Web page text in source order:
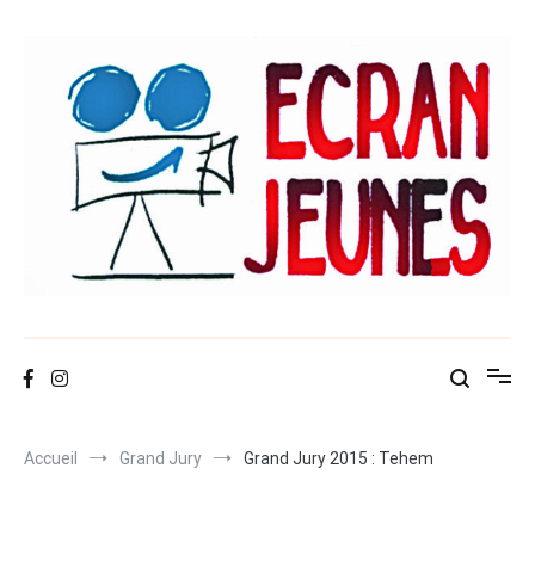
Ecran-jeunes
Accueil Grand Jury Grand Jury 2015 : Tehem